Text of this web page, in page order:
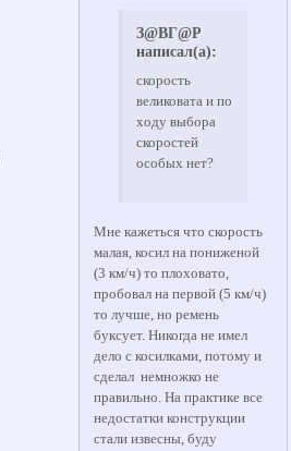
З@ВГ@Р
написал(а):
скорость
великовата и по
ходу выбора
скоростей
особых нет?
Мне кажеться что скорость
малая, косил на пониженой
(3 км/ч) то плоховато,
пробовал на первой (5 км/ч)
то лучше, но ремень
буксует. Никогда не имел
дело с косилками, потому и
сделал немножко не
правильно. На практике все
недостатки конструкции
стали извесны, буду